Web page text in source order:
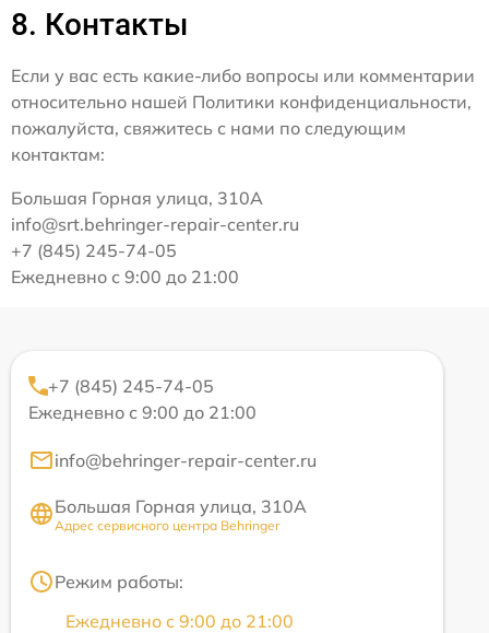
8. Контакты
Если у вас есть какие-либо вопросы или комментарии
относительно нашей Политики конфиденциальности,
пожалуйста, свяжитесь с нами по следующим
контактам:
Большая Горная улица, 310А
info@srt.behringer-repair-center.ru
+7 (845) 245-74-05
Ежедневно с 9:00 до 21:00
+7 (845) 245-74-05
Ежедневно с 9:00 до 21:00
info@behringer-repair-center.ru
Большая Горная улица, 310А
Адрес сервисного центра Behringer
Режим работы:
Ежедневно с 9:00 до 21:00